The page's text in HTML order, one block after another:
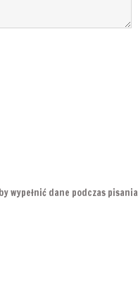
wypełnić dane podczas pisania